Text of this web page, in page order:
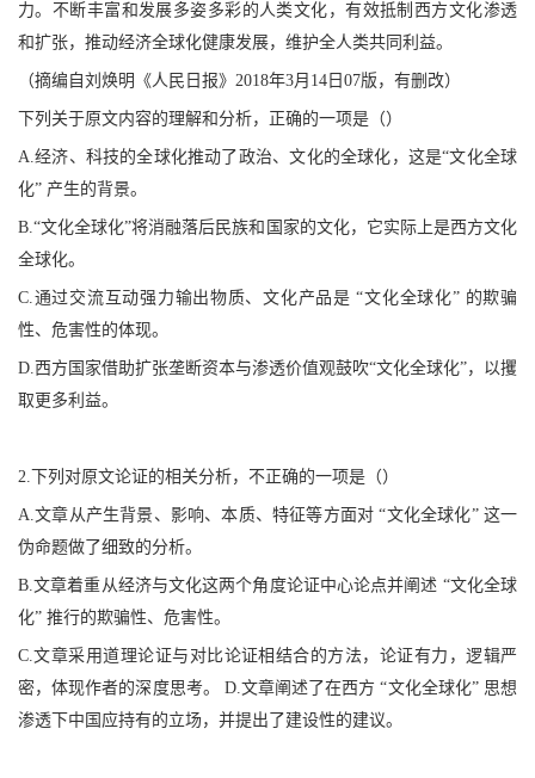
力。不断丰富和发展多姿多彩的人类文化，有效抵制西方文化渗透
和扩张，推动经济全球化健康发展，维护全人类共同利益。
（摘编自刘焕明《人民日报》 2018年3月14日07版，有删改）
下列关于原文内容的理解和分析，正确的一项是（）
A.经济、科技的全球化推动了政治、文化的全球化，这是“文化全球
化” 产生的背景。
B.“文化全球化”将消融落后民族和国家的文化，它实际上是西方文化
全球化。
C.通过交流互动强力输出物质、文化产品是 “文化全球化” 的欺骗
性、危害性的体现。
D.西方国家借助扩张垄断资本与渗透价值观鼓吹“文化全球化”，以攫
取更多利益。
2.下列对原文论证的相关分析，不正确的一项是（）
A.文章从产生背景、影响、本质、特征等方面对 “文化全球化” 这一
伪命题做了细致的分析。
B.文章着重从经济与文化这两个角度论证中心论点并阐述 “文化全球
化” 推行的欺骗性、危害性。
C.文章采用道理论证与对比论证相结合的方法，论证有力，逻辑严
密，体现作者的深度思考。 D.文章阐述了在西方 “文化全球化” 思想
渗透下中国应持有的立场，并提出了建设性的建议。